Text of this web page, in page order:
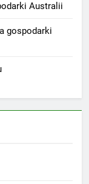
Australii
gospodarki